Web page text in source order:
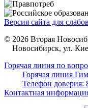
Версия сайта для
© 2026 Вторая
Новосибирск, ул.
Горячая линия по
Горячая линия
Телефон доверия:
Контактная